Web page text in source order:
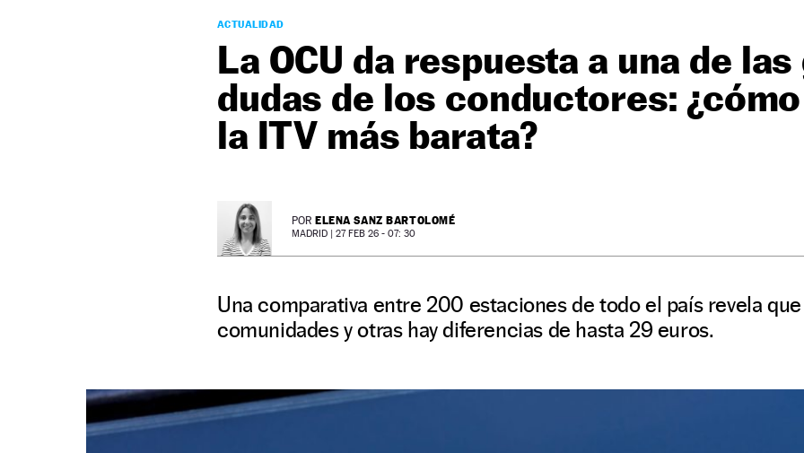
ACTUALIDAD
La OCU da respuesta a una de
dudas de los conductores:
la ITV más barata?
POR ELENA SANZ BARTOLOMÉ
MADRID | 27 FEB 26 - 07: 30
Una comparativa entre 200 estaciones de todo el país revela
comunidades y otras hay diferencias de hasta 29 euros.